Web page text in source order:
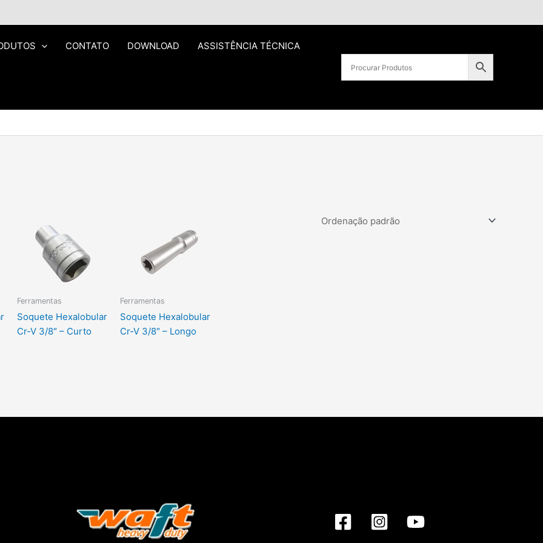
CONTATO DOWNLOAD ASSISTÊNCIA TÉCNICA
Ferramentas
Soquete Hexalobular
Cr-V 3/8″ – Curto
Ferramentas
Soquete Hexalobular
Cr-V 3/8″ – Longo